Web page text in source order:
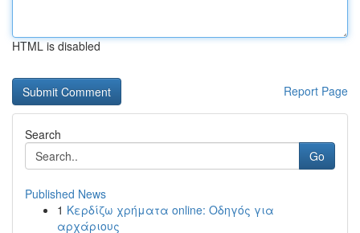
HTML is disabled
Report Page
Search
Go
Published News
1 Κερδίζω χρήματα online: Οδηγός για
αρχάριους